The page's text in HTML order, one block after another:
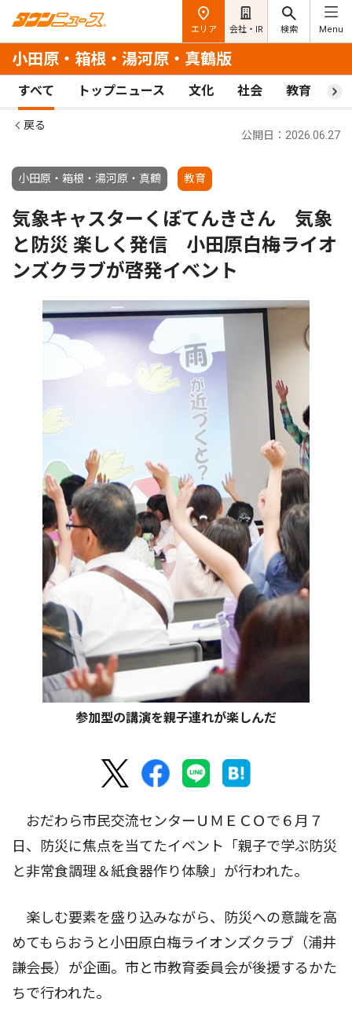
エリア 会社・IR 検索 Menu
小田原・箱根・湯河原・真鶴版
すべて トップニュース 文化 社会 教育 ス
戻る
小田原・箱根・湯河原・真鶴 教育
公開日：2026.06.27
気象キャスターくぼてんきさん 気象
と防災 楽しく発信 小田原白梅ライオ
ンズクラブが啓発イベント
参加型の講演を親子連れが楽しんだ
おだわら市民交流センターＵＭＥＣＯで６月７
日、防災に焦点を当てたイベント「親子で学ぶ防災
と非常食調理＆紙食器作り体験」が行われた。
楽しむ要素を盛り込みながら、防災への意識を高
めてもらおうと小田原白梅ライオンズクラブ（浦井
謙会長）が企画。市と市教育委員会が後援するかた
ちで行われた。